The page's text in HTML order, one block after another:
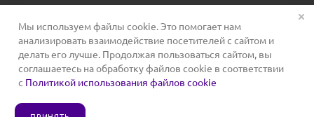
2026 © Сервис для косметологов
Мы используем файлы cookie. Это помогает нам
анализировать взаимодействие посетителей с сайтом и
делать его лучше. Продолжая пользоваться сайтом, вы
соглашаетесь на обработку файлов cookie в соответствии
с Политикой использования файлов cookie